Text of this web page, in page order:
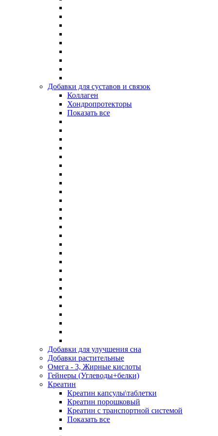
Добавки для суставов и связок
Коллаген
Хондропротекторы
Показать все
Добавки для улучшения сна
Добавки растительные
Омега - 3, Жирные кислоты
Гейнеры (Углеводы+белки)
Креатин
Креатин капсулы\таблетки
Креатин порошковый
Креатин с транспортной системой
Показать все